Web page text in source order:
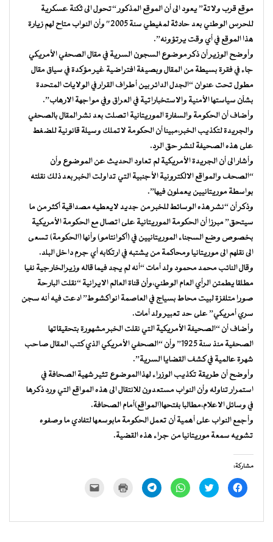
موقع قرب ولاتة” يعود الى أن الموقع المذكور “تحول الى ثكنة عسكرية
للحرس الوطني بعد حادثة لمغيطي سنة 2005″ وأن النواب متاح لهم زيارة
هذا الموقع في أي وقت يرتؤونه”.
وأوضح الوزير أن ذكر موضوع السجون السرية في مقال الصحفي الأمريكي
جاء في فقرة بسيطة من المقال وبصيغة افتراضية غير مؤكدة في سياق مقال
مطول تحت عنوان “الجدل الدائر بين أطراف القرار في الولايات المتحدة
بشأن سياستها الأمنية والاستخباراتية في العراق وفي مواجهة الارهاب”.
وأضاف أن الحكومة والسفارة الموريتانية اتصلت بعد نشر المقال بالصحفي
والجريدة لتكذيب الخبر،مبينا أن الحكومة لاتملك وسيلة قانونية للضغط
على هذه الصحيفة لنشر حق الرد.
وأشار الى أن الجريدة الأمريكية لم تعاود الحديث عن الموضوع وأن
“الصحف والمواقع الالكترونية الأجنبية التي تداولت الخبر بعد ذلك نقلته
بواسطة موريتانيين يعملون فيها”.
وذكر أن “نشر هذه الوسائط للخبر من جديد لايعطيه مصداقية أكثر من ما
سيتحق” مبرزا أن الحكومة الموريتانية على اتصال مع الحكومة الأمريكية
بخصوص وضع السجناء الموريتانيين في (أكوانتامو) وأنها (الحكومة) تسعى
الى نقلهم الى موريتانيا ومحاكمة من يشتبه في ارتكابه أي جرم داخل البلد.
وقال النائب محمد محمود ولد أمات “أنه لم يجد فيما قاله وزيرالخارجية نفيا
مطلقا يطمئن الرأي العام الوطني،وأن قناة العالم الايرانية “نقلت البارحة
صورا متلفزة لبيت محاط بسياج في العاصمة انواكشوط” ادعت فيه أنه سجن
سري أمريكي” على حد تعبير ولد أمات.
وأضاف أن “الصحيفة الأمريكية التي نقلت الخبر مشهورة بتحقيقاتها
الصحفية منذ سنة 1925” وأن “الصحفي الأمريكي الذي كتب المقال صاحب
شهرة عالمية في كشف القضايا السرية”.
وأوضح أن طريقة تكذيب الوزراء لهذاالموضوع تثير شهية الصحافة في
استمرار تناوله وأن النواب مستعدون للانتقال الى هذه المواقع التي ورد ذكرها
في وسائل الاعلام،مطالبا بفتحها(المواقع)أمام الصحافة.
وأجمع النواب على أهمية أن تعمل الحكومة مابوسعها لتفادي ما وصفوه
تشويه سمعة موريتانيا من جراء هذه القضية.
مشاركة:
انقر
للمشاركة
في
اضغط
للمشاركة
في
انقر
للمشاركة
في
انقر
للمشاركة
في
للطباعة
جديدة) الإلكتروني